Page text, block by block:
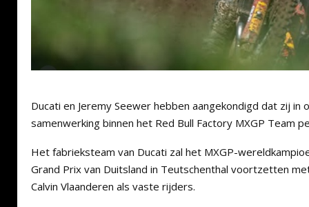
Ducati en Jeremy Seewer hebben aangekondigd dat zij in
samenwerking binnen het Red Bull Factory MXGP Team
Het fabrieksteam van Ducati zal het MXGP-
Grand Prix van Duitsland in Teutschenthal voortzetten
Calvin Vlaanderen als vaste rijders.